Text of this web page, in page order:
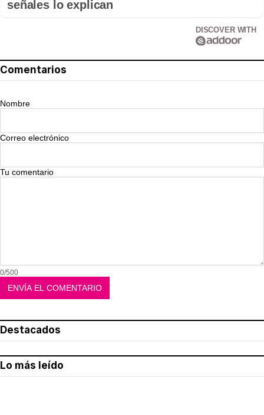
señales lo explican
DISCOVER WITH
Comentarios
Nombre
Correo electrónico
Tu comentario
0/500
Destacados
Lo más leído